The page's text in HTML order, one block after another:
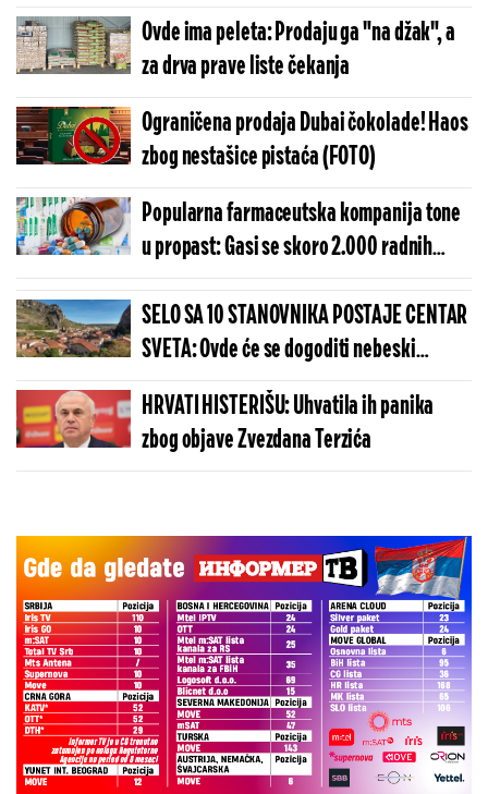
Ovde ima peleta: Prodaju ga "na džak", a
za drva prave liste čekanja
Ograničena prodaja Dubai čokolade! Haos
zbog nestašice pistaća (FOTO)
Popularna farmaceutska kompanija tone
u propast: Gasi se skoro 2.000 radnih
mesta
SELO SA 10 STANOVNIKA POSTAJE CENTAR
SVETA: Ovde će se dogoditi nebeski
spektakl koji se čeka više od 100 godina
HRVATI HISTERIŠU: Uhvatila ih panika
zbog objave Zvezdana Terzića